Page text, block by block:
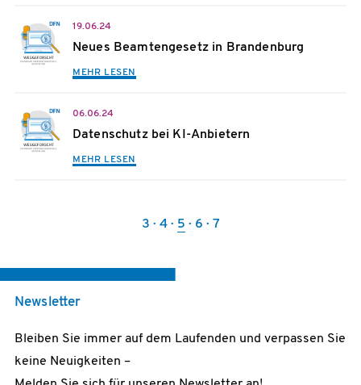
19.06.24
Neues Beamtengesetz in Brandenburg
MEHR LESEN
06.06.24
Datenschutz bei KI-Anbietern
MEHR LESEN
3 4 5 6 7
Newsletter
Bleiben Sie immer auf dem Laufenden und verpassen Sie
keine Neuigkeiten –